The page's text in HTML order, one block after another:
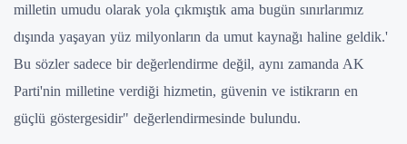
milletin umudu olarak yola çıkmıştık ama bugün sınırlarımız
dışında yaşayan yüz milyonların da umut kaynağı haline geldik.'
Bu sözler sadece bir değerlendirme değil, aynı zamanda AK
Parti'nin milletine verdiği hizmetin, güvenin ve istikrarın en
güçlü göstergesidir" değerlendirmesinde bulundu.